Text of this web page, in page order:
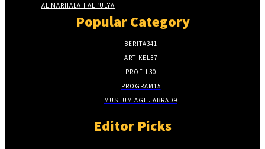
AL MARHALAH AL ‘ULYA
Popular Category
BERITA341
ARTIKEL37
PROFIL30
PROGRAM15
MUSEUM AGH. ABRAD9
Editor Picks